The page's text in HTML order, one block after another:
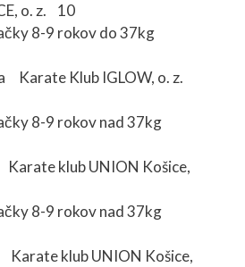
o. z. 10
8-9 rokov do 37kg
Karate Klub IGLOW, o. z.
8-9 rokov nad 37kg
klub UNION Košice,
8-9 rokov nad 37kg
klub UNION Košice,